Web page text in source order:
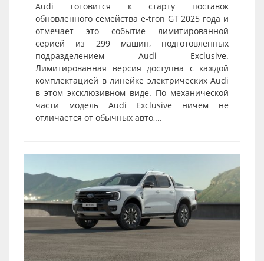
Audi готовится к старту поставок
обновленного семейства e-tron GT 2025 года и
отмечает это событие лимитированной
серией из 299 машин, подготовленных
подразделением Audi Exclusive.
Лимитированная версия доступна с каждой
комплектацией в линейке электрических Audi
в этом эксклюзивном виде. По механической
части модель Audi Exclusive ничем не
отличается от обычных авто,...